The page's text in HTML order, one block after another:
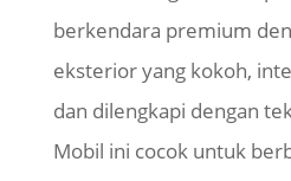
berkendara premium
eksterior yang kokoh,
dan dilengkapi dengan
Mobil ini cocok untuk